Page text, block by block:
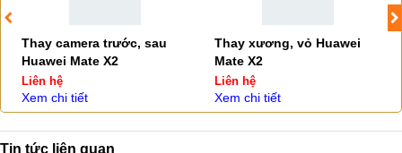
Thay camera trước, sau
Huawei Mate X2
Liên hệ
Xem chi tiết
Thay xương, vỏ Huawei
Mate X2
Liên hệ
Xem chi tiết
Tin tức liên quan